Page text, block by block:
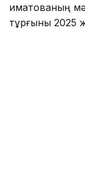
Қиматованың
тұрғыны 2025